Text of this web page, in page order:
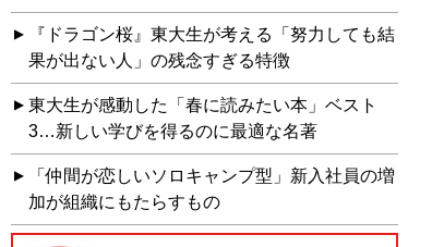
『ドラゴン桜』東大生が考える「努力しても結
果が出ない人」の残念すぎる特徴
東大生が感動した「春に読みたい本」ベスト
3…新しい学びを得るのに最適な名著
「仲間が恋しいソロキャンプ型」新入社員の増
加が組織にもたらすもの